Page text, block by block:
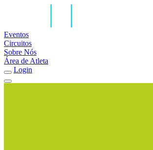
Eventos
Circuitos
Sobre Nós
Área de Atleta
Login